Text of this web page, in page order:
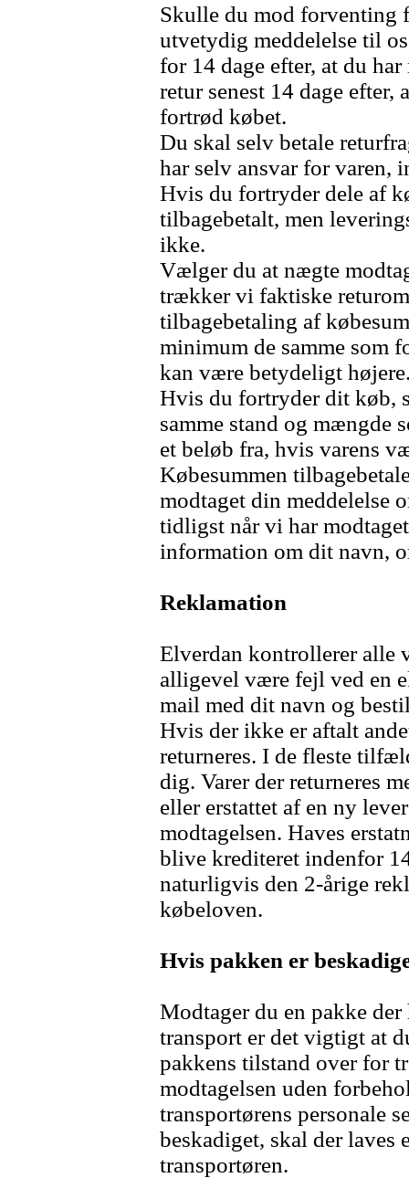
Skulle du mod forventing
utvetydig meddelelse til
for 14 dage efter, at du
retur senest 14 dage efter,
fortrød købet.
Du skal selv betale
har selv ansvar for varen,
Hvis du fortryder dele af
tilbagebetalt, men
ikke.
Vælger du at nægte
trækker vi faktiske
tilbagebetaling af
minimum de samme som
kan være betydeligt
Hvis du fortryder dit køb,
samme stand og mængde
et beløb fra, hvis varens
Købesummen
modtaget din meddelelse
tidligst når vi har
information om dit navn,
Reklamation
Elverdan kontrollerer alle
alligevel være fejl ved en
mail med dit navn og
Hvis der ikke er aftalt
returneres. I de fleste
dig. Varer der returneres
eller erstattet af en ny
modtagelsen. Haves
blive krediteret indenfor
naturligvis den 2-årige
købeloven.
Hvis pakken er
Modtager du en pakke
transport er det vigtigt at
pakkens tilstand over for
modtagelsen uden
transportørens personale
beskadiget, skal der laves
transportøren.